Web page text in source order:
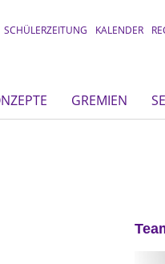
SCHÜLERZEITUNG KALENDER
GREMIEN